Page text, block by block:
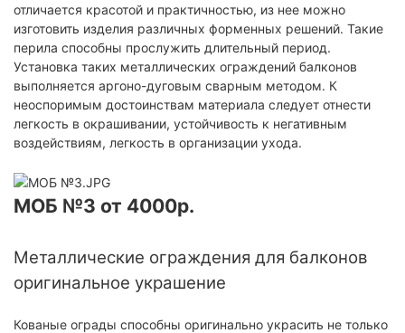
отличается красотой и практичностью, из нее можно
изготовить изделия различных форменных решений. Такие
перила способны прослужить длительный период.
Установка таких металлических ограждений балконов
выполняется аргоно-дуговым сварным методом. К
неоспоримым достоинствам материала следует отнести
легкость в окрашивании, устойчивость к негативным
воздействиям, легкость в организации ухода.
МОБ №3 от 4000р.
Металлические ограждения для балконов
оригинальное украшение
Кованые ограды способны оригинально украсить не только